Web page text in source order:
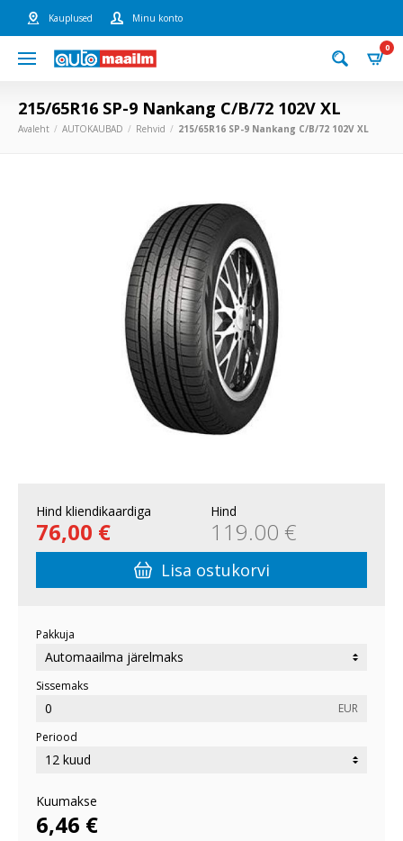
Kauplused Minu konto
0
215/65R16 SP-9 Nankang C/B/72 102V XL
Avaleht AUTOKAUBAD Rehvid 215/65R16 SP-9 Nankang C/B/72 102V XL
Hind kliendikaardiga
76,00 €
Hind
119.00 €
Lisa ostukorvi
Pakkuja
Sissemaks
EUR
Periood
Kuumakse
6,46 €